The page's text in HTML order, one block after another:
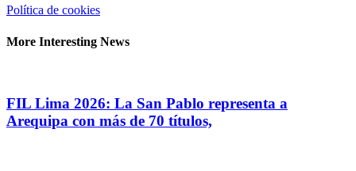
Política de cookies
More Interesting News
FIL Lima 2026: La San Pablo representa a
Arequipa con más de 70 títulos,